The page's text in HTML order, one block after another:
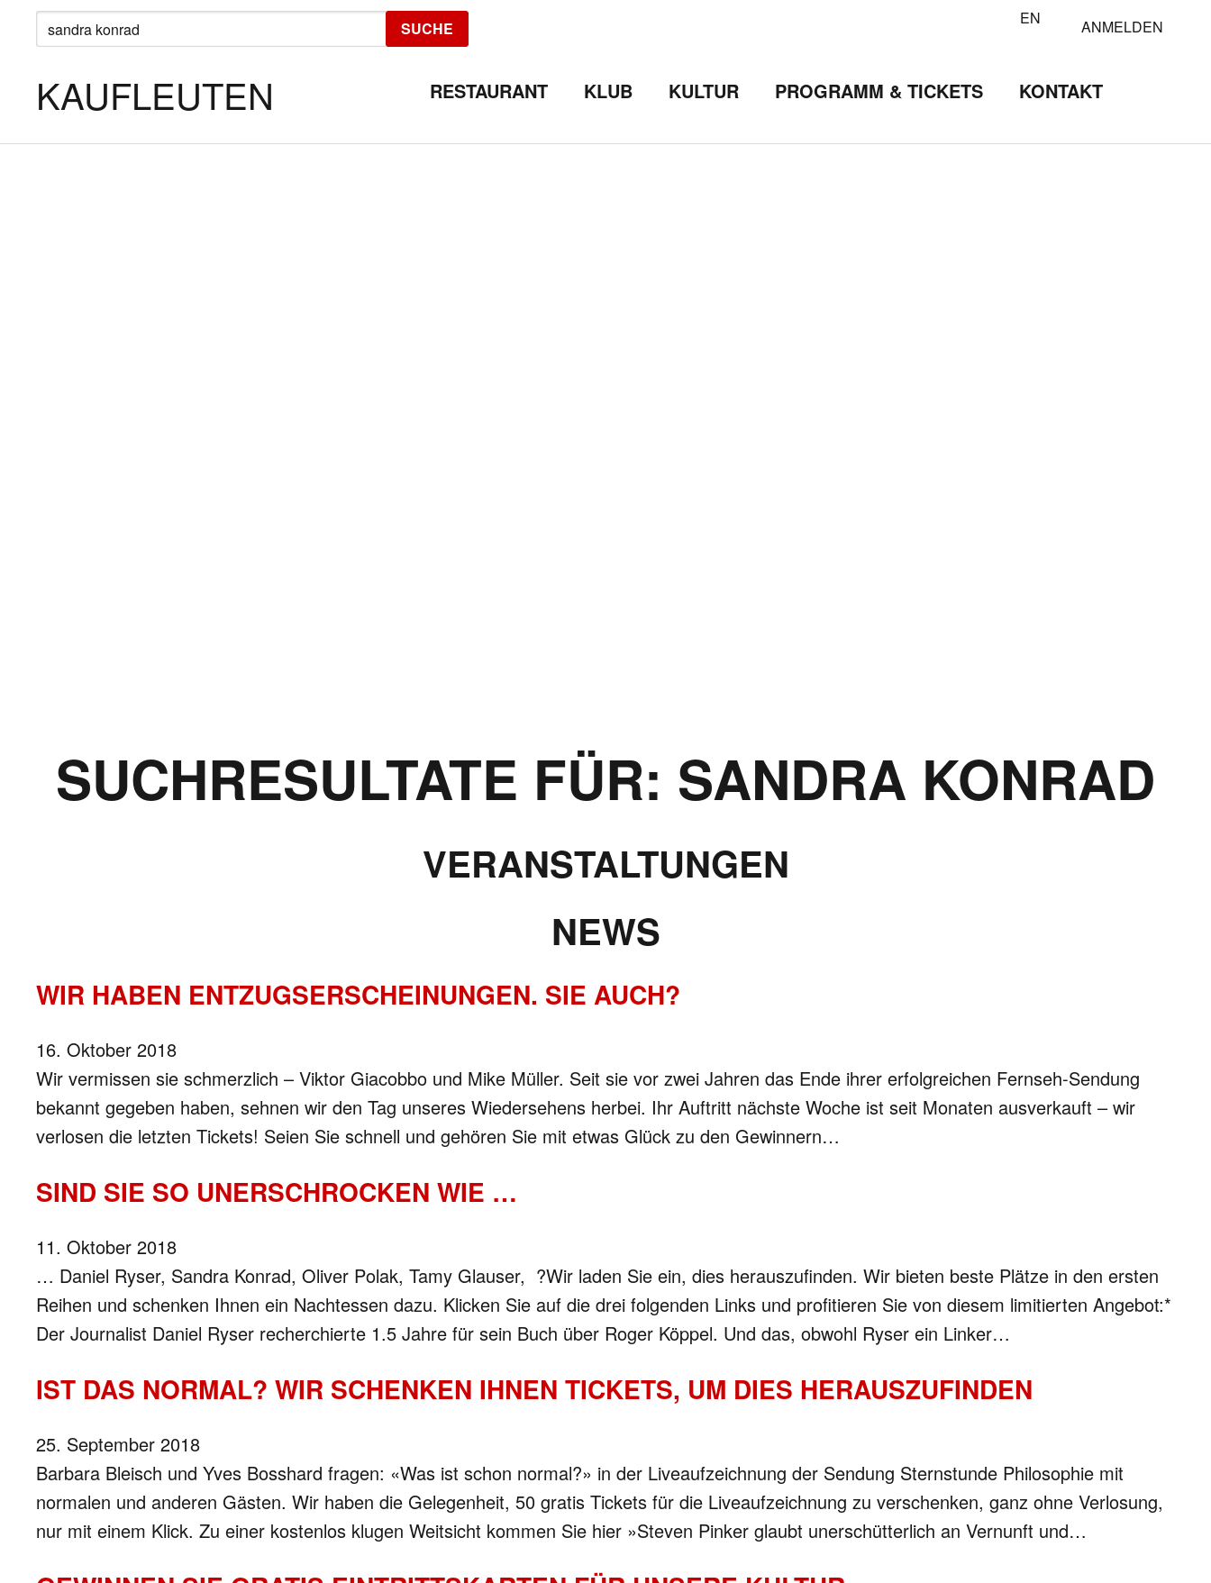
SUCHE
NACH:
SUCHE EN ANMELDEN
KAUFLEUTEN RESTAURANT KLUB KULTUR PROGRAMM & TICKETS KONTAKT
SUCHRESULTATE FÜR: SANDRA KONRAD
VERANSTALTUNGEN
NEWS
WIR HABEN ENTZUGSERSCHEINUNGEN. SIE AUCH?
16. Oktober 2018
Wir vermissen sie schmerzlich – Viktor Giacobbo und Mike Müller. Seit sie vor zwei Jahren das Ende ihrer erfolgreichen Fernseh-Sendung
bekannt gegeben haben, sehnen wir den Tag unseres Wiedersehens herbei. Ihr Auftritt nächste Woche ist seit Monaten ausverkauft – wir
verlosen die letzten Tickets! Seien Sie schnell und gehören Sie mit etwas Glück zu den Gewinnern…
SIND SIE SO UNERSCHROCKEN WIE …
11. Oktober 2018
… Daniel Ryser, Sandra Konrad, Oliver Polak, Tamy Glauser, ?Wir laden Sie ein, dies herauszufinden. Wir bieten beste Plätze in den ersten
Reihen und schenken Ihnen ein Nachtessen dazu. Klicken Sie auf die drei folgenden Links und profitieren Sie von diesem limitierten Angebot:*
Der Journalist Daniel Ryser recherchierte 1.5 Jahre für sein Buch über Roger Köppel. Und das, obwohl Ryser ein Linker…
IST DAS NORMAL? WIR SCHENKEN IHNEN TICKETS, UM DIES HERAUSZUFINDEN
25. September 2018
Barbara Bleisch und Yves Bosshard fragen: «Was ist schon normal?» in der Liveaufzeichnung der Sendung Sternstunde Philosophie mit
normalen und anderen Gästen. Wir haben die Gelegenheit, 50 gratis Tickets für die Liveaufzeichnung zu verschenken, ganz ohne Verlosung,
nur mit einem Klick. Zu einer kostenlos klugen Weitsicht kommen Sie hier »Steven Pinker glaubt unerschütterlich an Vernunft und…